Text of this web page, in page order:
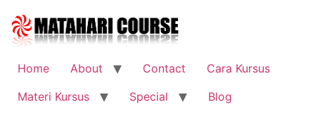
content
Home
About Contact
Cara Kursus
Materi Kursus
Special Blog